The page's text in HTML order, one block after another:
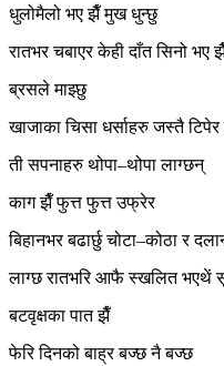
धुलोमैलो भए झैँ मुख धुन्छु
रातभर चबाएर केही दाँत सिनो भए
ब्रसले माझ्छु
खाजाका चिसा धर्साहरु जस्तै टिपेर
ती सपनाहरु थोपा–थोपा लाग्छन्
काग झैँ फुत्त फुत्त उफ्रेर
बिहानभर बढार्छु चोटा–कोठा र
लाग्छ रातभरि आफै स्खलित भएथें
बटवृक्षका पात झैँ
फेरि दिनको बाह्र बज्छ नै बज्छ